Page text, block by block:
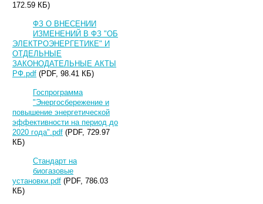
172.59 КБ)
ФЗ О ВНЕСЕНИИ
ИЗМЕНЕНИЙ В ФЗ "ОБ
ЭЛЕКТРОЭНЕРГЕТИКЕ" И
ОТДЕЛЬНЫЕ
ЗАКОНОДАТЕЛЬНЫЕ АКТЫ
РФ.pdf (PDF, 98.41 КБ)
Госпрограмма
"Энергосбережение и
повышение энергетической
эффективности на период до
2020 года".pdf (PDF, 729.97
КБ)
Стандарт на
биогазовые
установки.pdf (PDF, 786.03
КБ)